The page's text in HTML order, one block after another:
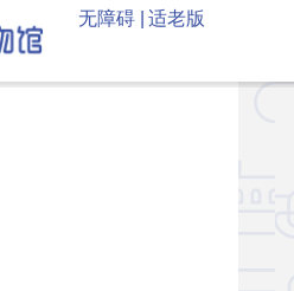
无障碍 | 适老版